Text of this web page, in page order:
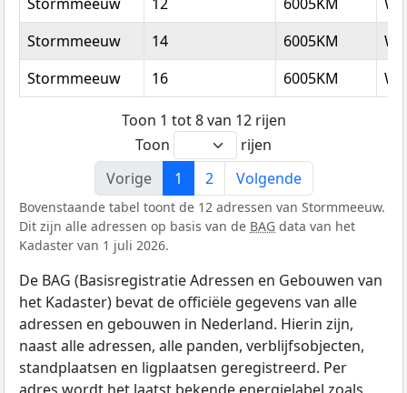
Stormmeeuw
14 6005KM
Stormmeeuw
16 6005KM
Toon 1 tot 8 van 12 rijen
Toon
rijen
Vorige
1 2 Volgende
Bovenstaande tabel toont de 12 adressen van Stormmeeuw.
Dit zijn alle adressen op basis van de BAG data van het
Kadaster van 1 juli 2026.
De BAG (Basisregistratie Adressen en Gebouwen van
het Kadaster) bevat de officiële gegevens van alle
adressen en gebouwen in Nederland. Hierin zijn,
naast alle adressen, alle panden, verblijfsobjecten,
standplaatsen en ligplaatsen geregistreerd. Per